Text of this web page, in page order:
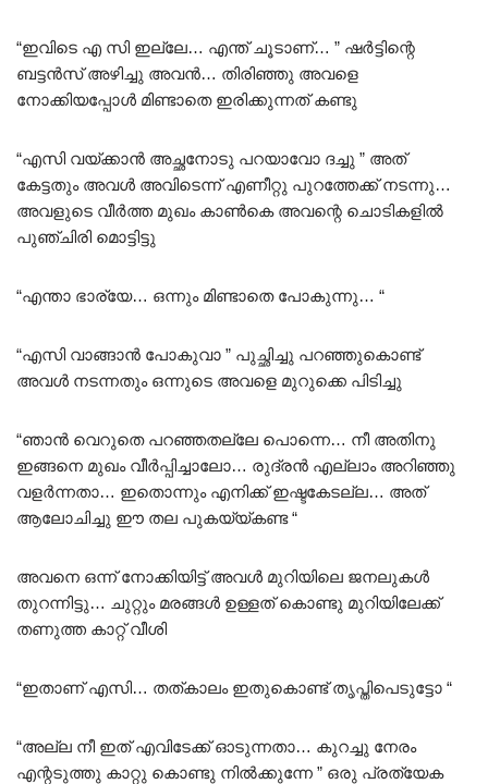
“ഇവിടെ എ സി ഇല്ലേ… എന്ത് ചൂടാണ്… ” ഷർട്ടിന്റെ
ബട്ടൻസ് അഴിച്ചു അവൻ… തിരിഞ്ഞു അവളെ
നോക്കിയപ്പോൾ മിണ്ടാതെ ഇരിക്കുന്നത് കണ്ടു
“എസി വയ്ക്കാൻ അച്ഛനോടു പറയാവോ ദച്ചു ” അത്
കേട്ടതും അവൾ അവിടെന്ന് എണീറ്റു പുറത്തേക്ക് നടന്നു…
അവളുടെ വീർത്ത മുഖം കാൺകെ അവന്റെ ചൊടികളിൽ
പുഞ്ചിരി മൊട്ടിട്ടു
“എന്താ ഭാര്യേ… ഒന്നും മിണ്ടാതെ പോകുന്നു… “
“എസി വാങ്ങാൻ പോകുവാ ” പുച്ഛിച്ചു പറഞ്ഞുകൊണ്ട്
അവൾ നടന്നതും ഒന്നുടെ അവളെ മുറുക്കെ പിടിച്ചു
“ഞാൻ വെറുതെ പറഞ്ഞതല്ലേ പൊന്നെ… നീ അതിനു
ഇങ്ങനെ മുഖം വീർപ്പിച്ചാലോ… രുദ്രൻ എല്ലാം അറിഞ്ഞു
വളർന്നതാ… ഇതൊന്നും എനിക്ക് ഇഷ്ടകേടല്ല… അത്
ആലോചിച്ചു ഈ തല പുകയ്യ്കണ്ട “
അവനെ ഒന്ന് നോക്കിയിട്ട് അവൾ മുറിയിലെ ജനലുകൾ
തുറന്നിട്ടു… ചുറ്റും മരങ്ങൾ ഉള്ളത് കൊണ്ടു മുറിയിലേക്ക്
തണുത്ത കാറ്റ് വീശി
“ഇതാണ് എസി… തത്കാലം ഇതുകൊണ്ട് തൃപ്തിപെടുട്ടോ “
“അല്ല നീ ഇത് എവിടേക്ക് ഓടുന്നതാ… കുറച്ചു നേരം
എന്റടുത്തു കാറ്റു കൊണ്ടു നിൽക്കുന്നേ ” ഒരു പ്രത്യേക